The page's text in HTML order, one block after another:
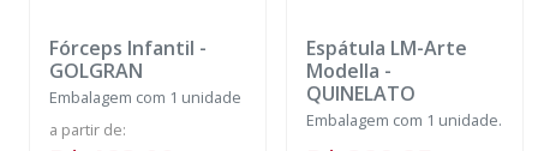
Fórceps Infantil -
GOLGRAN
Embalagem com 1 unidade
a partir de:
Espátula LM-Arte
Modella -
QUINELATO
Embalagem com 1 unidade.